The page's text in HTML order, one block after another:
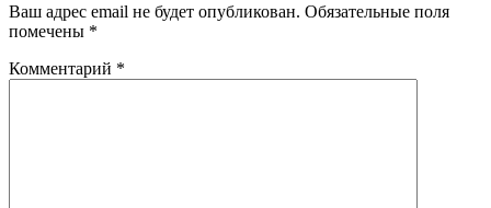
Ваш адрес email не будет опубликован. Обязательные поля
помечены *
Комментарий *